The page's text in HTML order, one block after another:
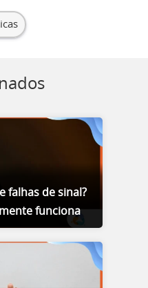
falhas de sinal?
funciona